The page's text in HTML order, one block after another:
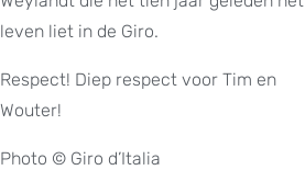
leven liet in de Giro.
Respect! Diep respect voor Tim en
Wouter!
Photo © Giro d’Italia